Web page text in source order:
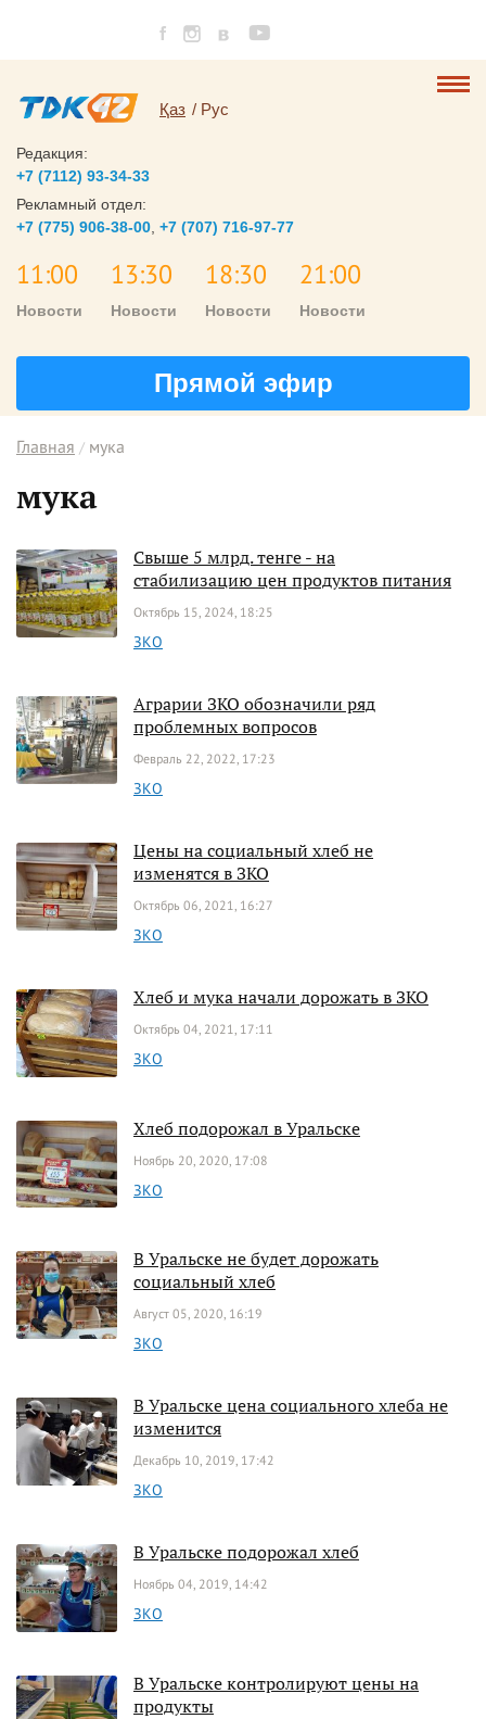
Қаз Рус
Редакция:
+7 (7112) 93-34-33
Рекламный отдел:
+7 (775) 906-38-00 +7 (707) 716-97-77
11:00
Новости
13:30
Новости
18:30
Новости
21:00
Новости
Прямой эфир
Главная мука
мука
Свыше 5 млрд. тенге - на
стабилизацию цен продуктов питания
Октябрь 15, 2024, 18:25
ЗКО
Аграрии ЗКО обозначили ряд
проблемных вопросов
Февраль 22, 2022, 17:23
ЗКО
Цены на социальный хлеб не
изменятся в ЗКО
Октябрь 06, 2021, 16:27
ЗКО
Хлеб и мука начали дорожать в ЗКО
Октябрь 04, 2021, 17:11
ЗКО
Хлеб подорожал в Уральске
Ноябрь 20, 2020, 17:08
ЗКО
В Уральске не будет дорожать
социальный хлеб
Август 05, 2020, 16:19
ЗКО
В Уральске цена социального хлеба не
изменится
Декабрь 10, 2019, 17:42
ЗКО
В Уральске подорожал хлеб
Ноябрь 04, 2019, 14:42
ЗКО
В Уральске контролируют цены на
продукты